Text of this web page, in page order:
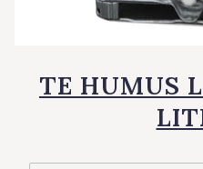
TE HUMUS